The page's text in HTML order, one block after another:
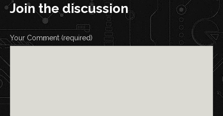
Join the discussion
Your Comment (required)